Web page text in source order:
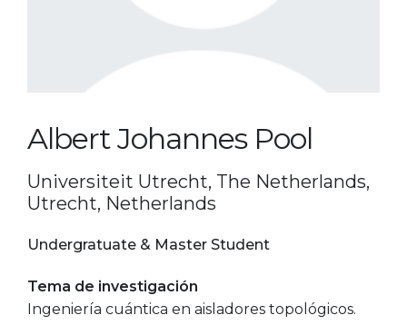
Albert Johannes Pool
Universiteit Utrecht, The Netherlands,
Utrecht, Netherlands
Undergratuate & Master Student
Tema de investigación
Ingeniería cuántica en aisladores topológicos.